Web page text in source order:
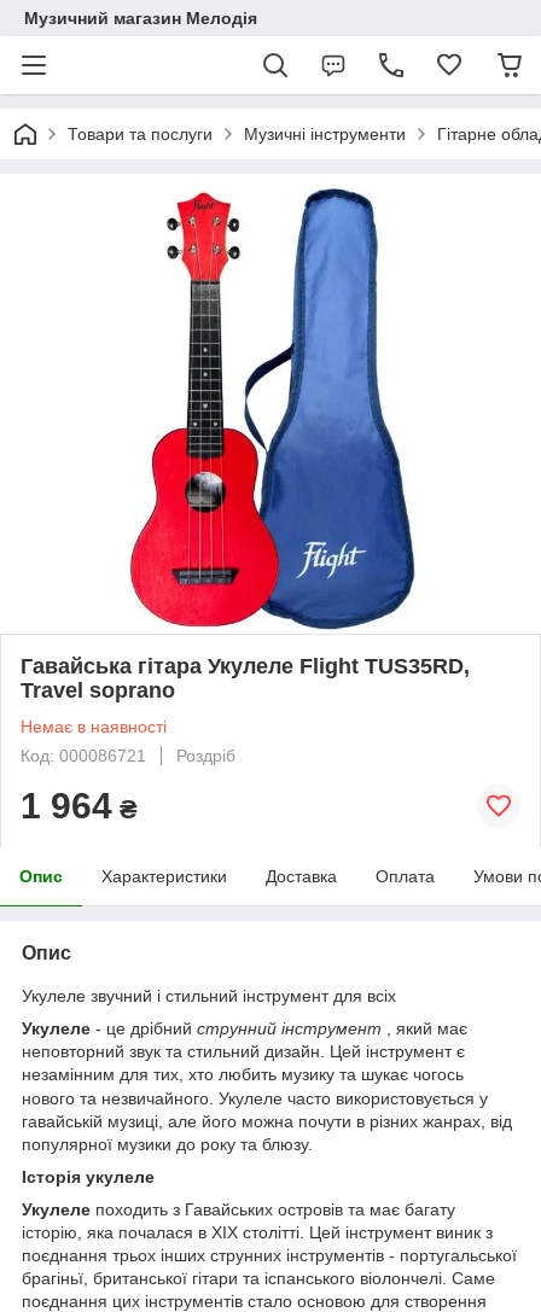
Музичний магазин Мелодія
Товари та послуги Музичні інструменти Гітарне
Гавайська гітара Укулеле Flight TUS35RD,
Travel soprano
Немає в наявності
Код: 000086721
Роздріб
1 964 ₴
Опис Характеристики Доставка Оплата Умови
Опис
Укулеле звучний і стильний інструмент для всіх
Укулеле - це дрібний струнний інструмент
, який має
неповторний звук та стильний дизайн. Цей інструмент є
незамінним для тих, хто любить музику та шукає чогось
нового та незвичайного. Укулеле часто використовується у
гавайській музиці, але його можна почути в різних жанрах, від
популярної музики до року та блюзу.
Історія укулеле
Укулеле походить з Гавайських островів та має багату
історію, яка почалася в XIX столітті. Цей інструмент виник з
поєднання трьох інших струнних інструментів - португальської
брагіньї, британської гітари та іспанського віолончелі. Саме
поєднання цих інструментів стало основою для створення